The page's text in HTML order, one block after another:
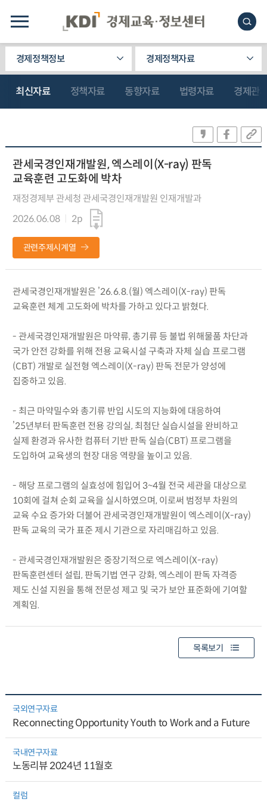
경제정책정보 경제정책자료
최신자료 정책자료 동향자료 법령자료 경제관
관세국경인재개발원, 엑스레이(X-ray) 판독
교육훈련 고도화에 박차
재정경제부 관세청 관세국경인재개발원 인재개발과
2026.06.08
2p
관련주제시계열
관세국경인재개발원은 ’26.6.8.(월) 엑스레이(X-ray) 판독
교육훈련 체계 고도화에 박차를 가하고 있다고 밝혔다.
- 관세국경인재개발원은 마약류, 총기류 등 불법 위해물품 차단과
국가 안전 강화를 위해 전용 교육시설 구축과 자체 실습 프로그램
(CBT) 개발로 실전형 엑스레이(X-ray) 판독 전문가 양성에
집중하고 있음.
- 최근 마약밀수와 총기류 반입 시도의 지능화에 대응하여
’25년부터 판독훈련 전용 강의실, 최첨단 실습시설을 완비하고
실제 환경과 유사한 컴퓨터 기반 판독 실습(CBT) 프로그램을
도입하여 교육생의 현장 대응 역량을 높이고 있음.
- 해당 프로그램의 실효성에 힘입어 3~4월 전국 세관을 대상으로
10회에 걸쳐 순회 교육을 실시하였으며, 이로써 범정부 차원의
교육 수요 증가와 더불어 관세국경인재개발원이 엑스레이(X-ray)
판독 교육의 국가 표준 제시 기관으로 자리매김하고 있음.
- 관세국경인재개발원은 중장기적으로 엑스레이(X-ray)
판독훈련센터 설립, 판독기법 연구 강화, 엑스레이 판독 자격증
제도 신설 지원을 통해 전문성 제고 및 국가 보안 표준화에 기여할
계획임.
목록보기
국외연구자료
Reconnecting Opportunity Youth to Work and a Future
국내연구자료
노동리뷰 2024년 11월호
컬럼